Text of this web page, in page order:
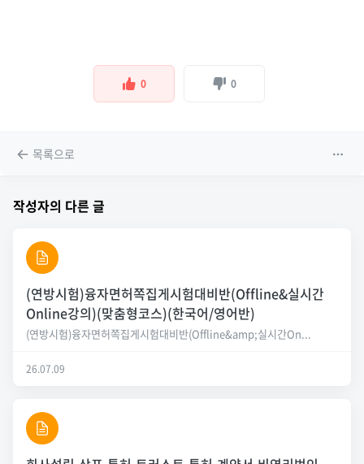
0 0
목록으로
작성자의 다른 글
(연방시험)융자면허쪽집게시험대비반(Offline&실시간
Online강의)(맞춤형코스)(한국어/영어반)
(연방시험)융자면허쪽집게시험대비반(Offline&amp;실시간On...
26.07.09